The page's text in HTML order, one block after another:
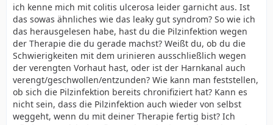
ich kenne mich mit colitis ulcerosa leider garnicht aus. Ist
das sowas ähnliches wie das leaky gut syndrom? So wie ich
das herausgelesen habe, hast du die Pilzinfektion wegen
der Therapie die du gerade machst? Weißt du, ob du die
Schwierigkeiten mit dem urinieren ausschließlich wegen
der verengten Vorhaut hast, oder ist der Harnkanal auch
verengt/geschwollen/entzunden? Wie kann man feststellen,
ob sich die Pilzinfektion bereits chronifiziert hat? Kann es
nicht sein, dass die Pilzinfektion auch wieder von selbst
weggeht, wenn du mit deiner Therapie fertig bist? Ich